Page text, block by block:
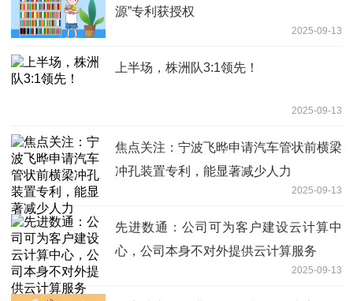
源”专利获授权
2025-09-13
上半场，株洲队3:1领先！
2025-09-13
焦点关注：宁波飞晔申请汽车管状前横梁
冲孔装置专利，能显著减少人力
2025-09-13
先进数通：公司可为客户建设云计算中
心，公司本身不对外提供云计算服务
2025-09-13